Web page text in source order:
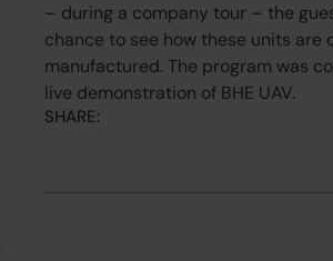
– during a company tour – the
chance to see how these units are
manufactured. The program was
live demonstration of BHE UAV.
SHARE: